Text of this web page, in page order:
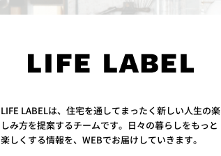
LIFE LABELは、住宅を通してまったく新しい人生の楽
しみ方を提案するチームです。日々の暮らしをもっと
楽しくする情報を、WEBでお届けしていきます。